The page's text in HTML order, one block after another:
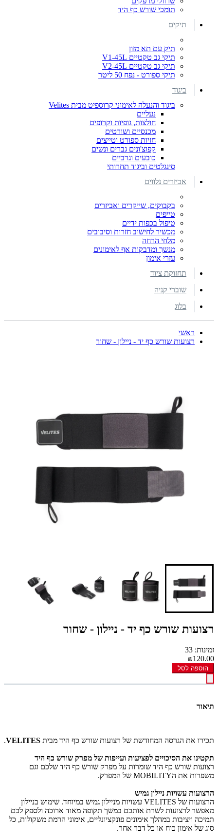
תומכי שורש כף היד
תיקים
תיק עם תא מזון
תיקי גב טקטיים V1-45L
תיקי גב טקטיים V2-45L
תיקי ספורט - נפח 50 ליטר
ביגוד
ביגוד והנעלה לאימוני קרוספיט מבית Velites
נעליים
חולצות, גופיות וקרופים
מכנסיים ושורטים
חזיות ספורט וטייצים
קפוצ'ונים גברים ונשים
כובעים וגרביים
סינגלטים וביגוד תחרותי
אביזרים נלווים
בקבוקים, שייקרים ואביזרים
טייפים
טיפול בכפות ידיים
מכשיר לחישוב חזרות וסיבובים
מלחי הרחה
מנשך ומדבקות אף לאימונים
עזרי אימון
תחזוקת ציוד
שוברי קניה
בלוג
ראשי
רצועות שורש כף יד - ניילון - שחור
רצועות שורש כף יד - ניילון - שחור
זמינות: 33
₪120.00
הוספה לסל
תיאור
תכירו את הגרסה המחודשת של רצועות שורש כף היד מבית VELITES
.
תקטינו את הסיכויים לפציעות ועייפות של מפרק שורש כף היד
רצועות שורש כף היד שומרות על מפרק שורש כף היד שלכם וגם
משפרות את הMOBILITY של המפרק.
הרצועות עשויות ניילון גמיש
הרצועות של VELITES עשויות מניילון גמיש במיוחד. שימוש בניילון
מאפשר לרצועות לשרת אותכם במשך תקופה מאוד ארוכה ולספק לכם
תמיכה ויציבות במהלך אימונים פונקציונליים, אימוני הרמת משקולות, כל
סוג של אימון כוח או כל דבר אחר.